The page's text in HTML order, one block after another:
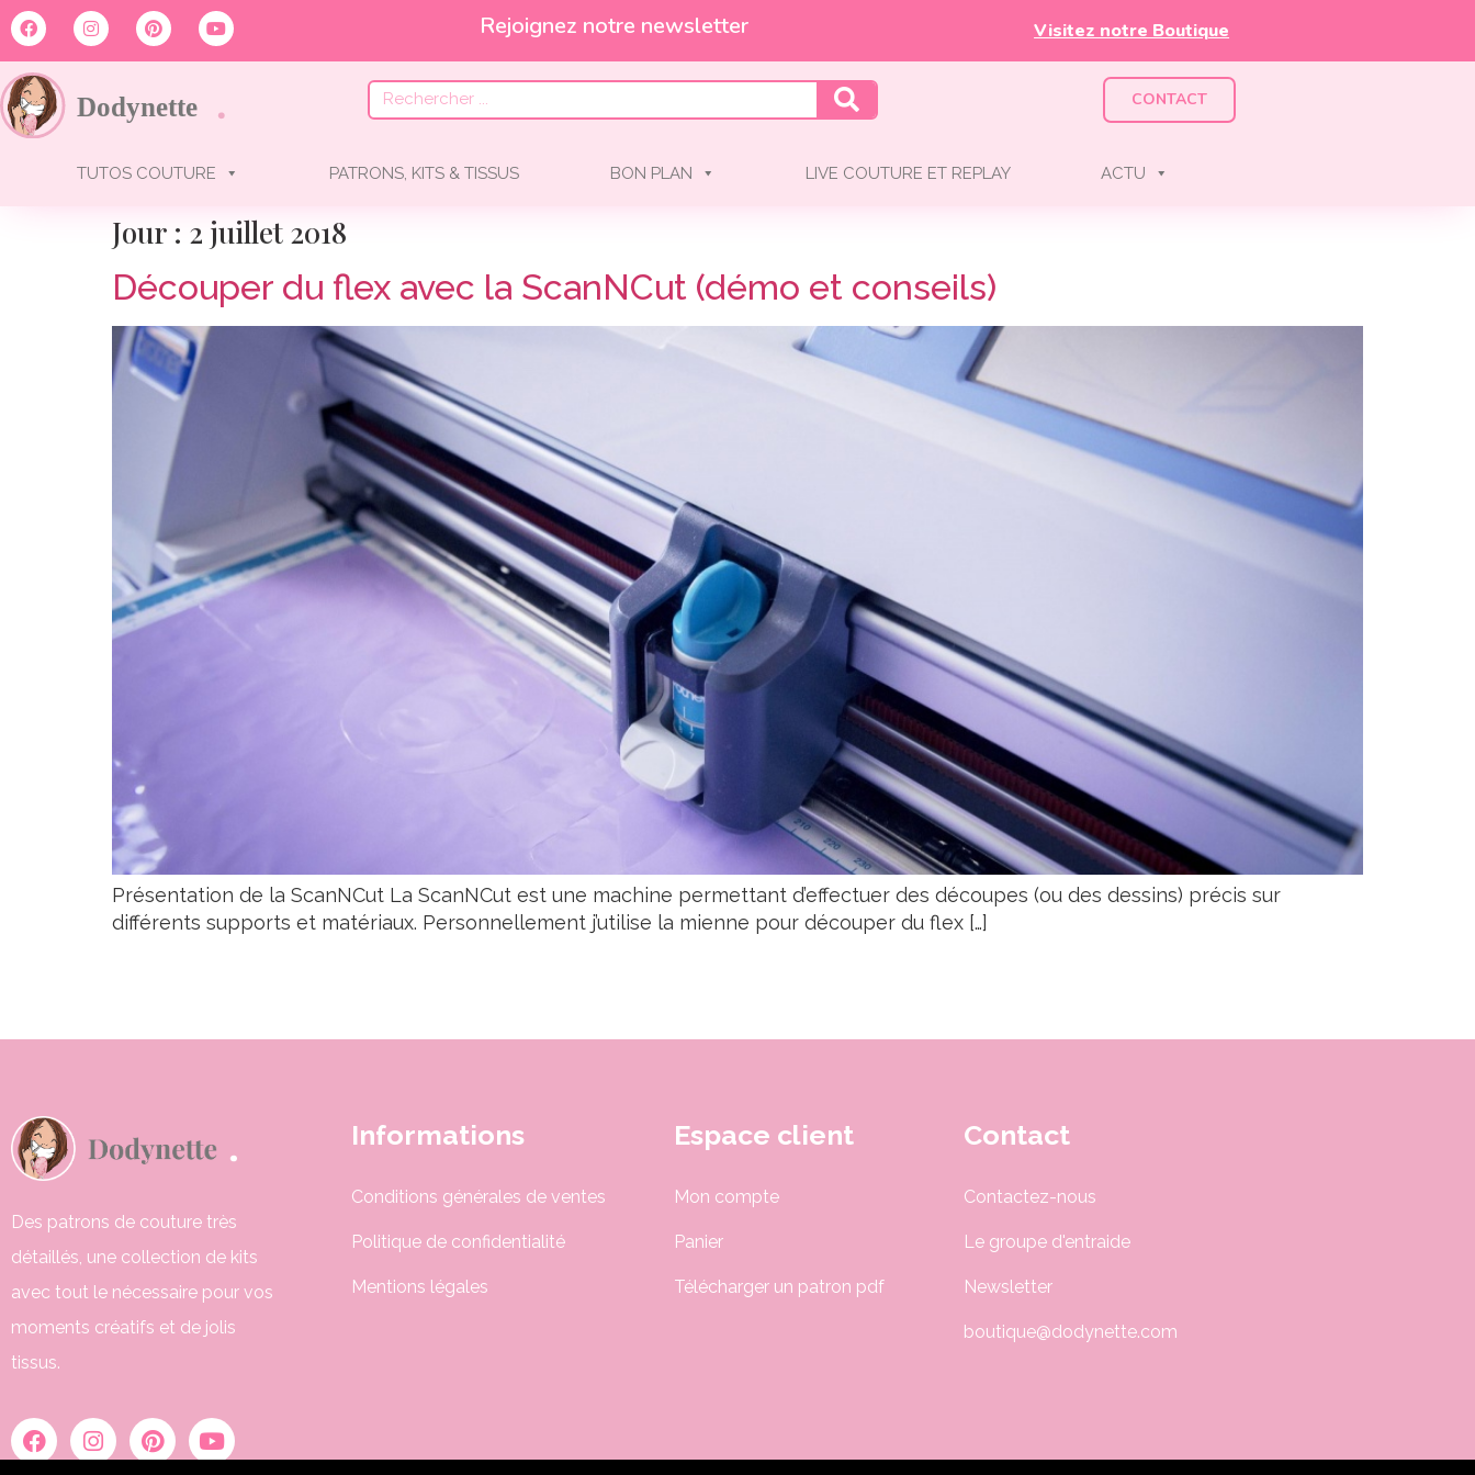
Rejoignez notre newsletter Visitez notre Boutique
CONTACT
TUTOS COUTURE PATRONS, KITS & TISSUS BON PLAN LIVE COUTURE ET REPLAY ACTU
Jour : 2 juillet 2018
Découper du flex avec la ScanNCut (démo et conseils)
Présentation de la ScanNCut La ScanNCut est une machine permettant d’effectuer des découpes (ou des dessins) précis sur
différents supports et matériaux. Personnellement j’utilise la mienne pour découper du flex […]
Des patrons de couture très
détaillés, une collection de kits
avec tout le nécessaire pour vos
moments créatifs et de jolis
tissus.
Informations
Conditions générales de ventes
Politique de confidentialité
Mentions légales
Espace client
Mon compte
Panier
Télécharger un patron pdf
Contact
Contactez-nous
Le groupe d'entraide
Newsletter
boutique@dodynette.com